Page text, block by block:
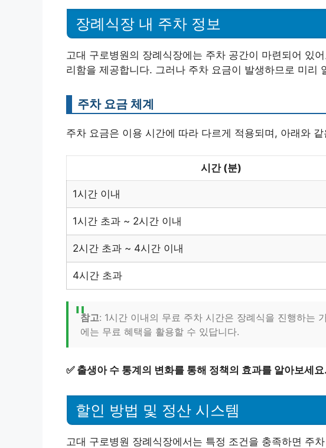
장례식장 내 주차 정보
고대 구로병원의 장례식장에는 주차 공간이 마련되어 있
리함을 제공합니다. 그러나 주차 요금이 발생하므로 미리
주차 요금 체계
주차 요금은 이용 시간에 따라 다르게 적용되며, 아래와
시간 (분)
1시간 이내
1시간 초과 ~ 2시간 이내
2시간 초과 ~ 4시간 이내
4시간 초과
참고: 1시간 이내의 무료 주차 시간은 장례식을 진행하는
에는 무료 혜택을 활용할 수 있답니다.
✅ 출생아 수 통계의 변화를 통해 정책의 효과를 알아보세요.
할인 방법 및 정산 시스템
고대 구로병원 장례식장에서는 특정 조건을 충족하면 주